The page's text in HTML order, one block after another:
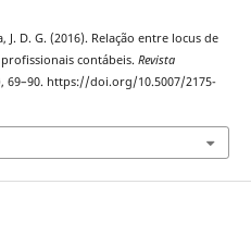
J. D. G. (2016). Relação entre locus de
contábeis. Revista
69–90. https://doi.org/10.5007/2175-